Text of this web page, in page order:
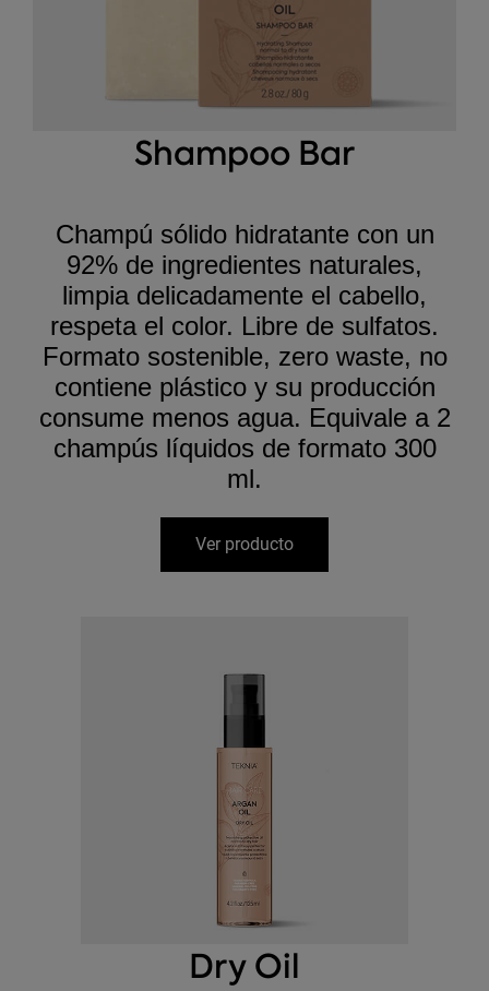
Shampoo Bar
Champú sólido hidratante con un
92% de ingredientes naturales,
limpia delicadamente el cabello,
respeta el color. Libre de sulfatos.
Formato sostenible, zero waste, no
contiene plástico y su producción
consume menos agua. Equivale a 2
champús líquidos de formato 300
ml.
Ver producto
Dry Oil